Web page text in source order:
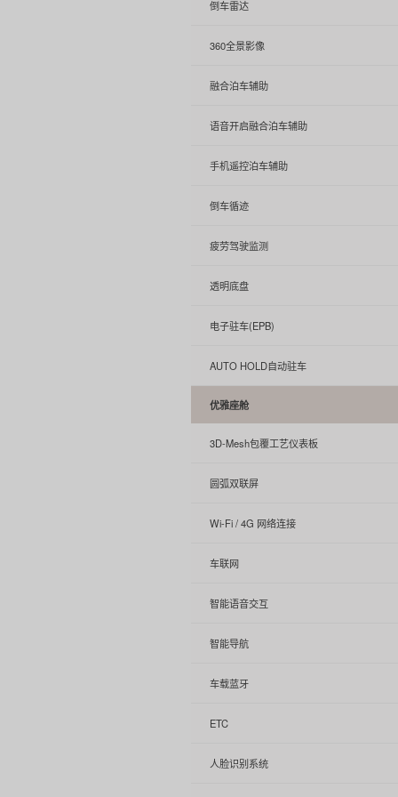
倒车雷达
360全景影像
融合泊车辅助
语音开启融合泊车辅助
手机遥控泊车辅助
倒车循迹
疲劳驾驶监测
透明底盘
电子驻车(EPB)
AUTO HOLD自动驻车
优雅座舱
3D-Mesh包覆工艺仪表板
圆弧双联屏
Wi-Fi / 4G 网络连接
车联网
智能语音交互
智能导航
车载蓝牙
ETC
人脸识别系统